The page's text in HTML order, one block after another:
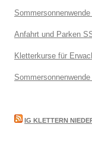
Anfahrt und Parken
Kletterkurse für
IG KLETTERN